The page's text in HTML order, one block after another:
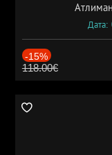
-15%
118.00€